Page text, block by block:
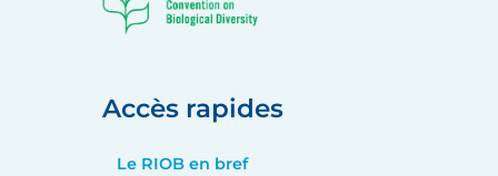
Accès rapides
Le RIOB en bref